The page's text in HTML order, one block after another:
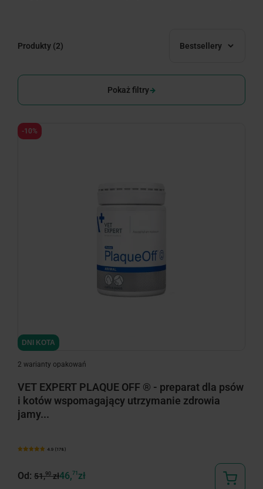
Produkty (2) Bestsellery
Pokaż filtry
DNI KOTA
2 warianty opakowań
VET EXPERT PLAQUE OFF ® - preparat dla psów
i kotów wspomagający utrzymanie zdrowia
jamy...
4.9 (178)
Od: 51,90zł46,71 zł
-10%